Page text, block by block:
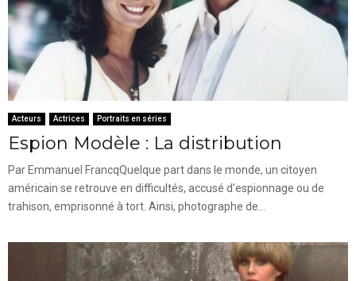
Acteurs Actrices Portraits en séries
Espion Modèle : La distribution
Par Emmanuel FrancqQuelque part dans le monde, un citoyen
américain se retrouve en difficultés, accusé d’espionnage ou de
trahison, emprisonné à tort. Ainsi, photographe de...